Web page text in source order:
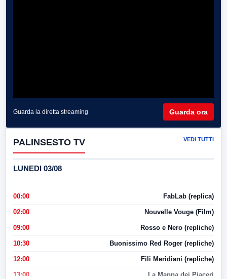
Guarda la diretta streaming Guarda ora
PALINSESTO TV VEDI TUTTI
LUNEDI 03/08
00:00 FabLab (replica)
02:00 Nouvelle Vouge (Film)
09:00 Rosso e Nero (repliche)
10:30 Buonissimo Red Roger (repliche)
12:00 Fili Meridiani (repliche)
13:00 La Mappa dei Piaceri